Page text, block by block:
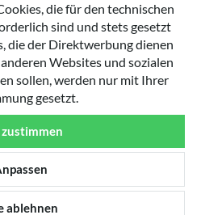
GmbH
die für den technischen
sind und stets gesetzt
die der Direktwerbung dienen
Websites und sozialen
sollen, werden nur mit Ihrer
gesetzt.